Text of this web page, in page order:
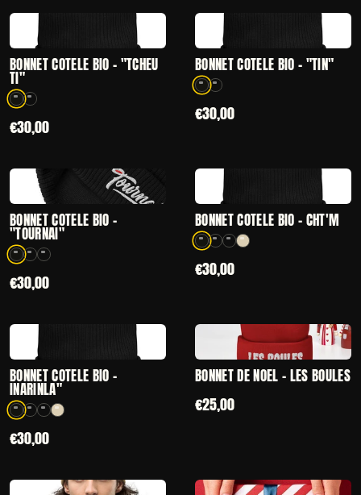
— BONNET CÔTELÉ BIO - "TCHEU TI"
BONNET CÔTELÉ BIO - "TCHEU
TI"
2 coloris disponibles
€30,00
— BONNET
BONNET CÔTELÉ BIO - "TIN"
2 coloris disponibles
€30,00
CHOISIR
— BONNET CÔTELÉ BIO - "TOURNAI"
BONNET CÔTELÉ BIO -
"TOURNAI"
3 coloris disponibles
€30,00
— BONNET
BONNET CÔTELÉ BIO - CHT'M
4 coloris disponibles
€30,00
— BONNET CÔTELÉ BIO - INARINLA"
BONNET CÔTELÉ BIO -
INARINLA"
4 coloris disponibles
€30,00
AJOUT RAPIDE
— BONNET DE
BONNET DE NOËL - LES BOULES
€25,00